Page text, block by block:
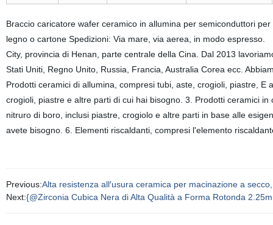
Braccio caricatore wafer ceramico in allumina per semiconduttori
legno o cartone Spedizioni: Via mare, via aerea, in modo
City, provincia di Henan, parte centrale della Cina. Dal 2013
Stati Uniti, Regno Unito, Russia, Francia, Australia Corea ecc.
Prodotti ceramici di allumina, compresi tubi, aste, crogioli, piastre,
crogioli, piastre e altre parti di cui hai bisogno. 3. Prodotti ceramici
nitruro di boro, inclusi piastre, crogiolo e altre parti in base alle
avete bisogno. 6. Elementi riscaldanti, compresi l'elemento
Previous:Alta resistenza all′usura ceramica per macinazione a
Next:{@Zirconia Cubica Nera di Alta Qualità a Forma Rotonda